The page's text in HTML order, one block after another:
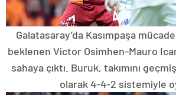
Galatasaray’da Kasımpaşa
beklenen Victor Osimhen-Mauro
sahaya çıktı. Buruk, takımını
olarak 4-4-2 sistemiyle